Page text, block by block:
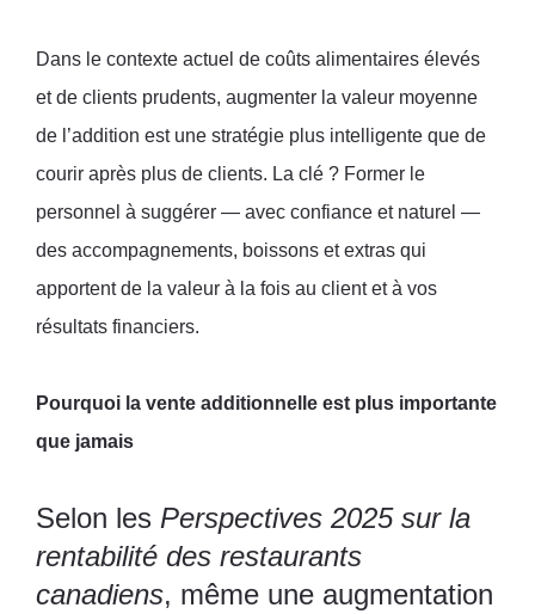
Dans le contexte actuel de coûts alimentaires élevés
et de clients prudents, augmenter la valeur moyenne
de l’addition est une stratégie plus intelligente que de
courir après plus de clients. La clé ? Former le
personnel à suggérer — avec confiance et naturel —
des accompagnements, boissons et extras qui
apportent de la valeur à la fois au client et à vos
résultats financiers.
Pourquoi la vente additionnelle est plus importante
que jamais
Selon les Perspectives 2025 sur la
rentabilité des restaurants
canadiens, même une augmentation